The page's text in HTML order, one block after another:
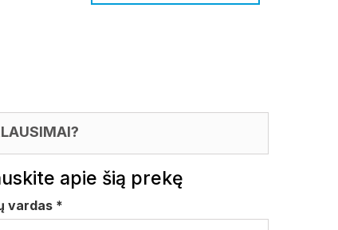
apie šią prekę
vardas *